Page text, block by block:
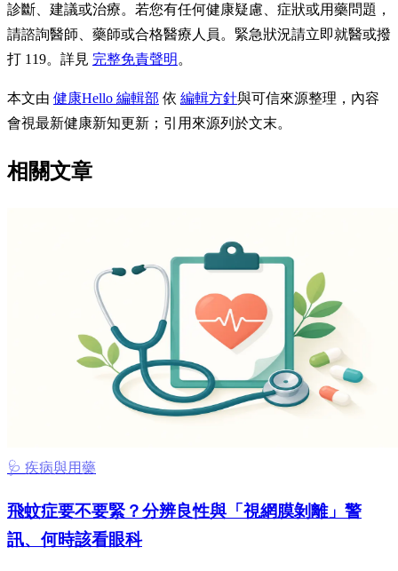
診斷、建議或治療。若您有任何健康疑慮、症狀或用藥問題，
請諮詢醫師、藥師或合格醫療人員。緊急狀況請立即就醫或撥
打 119。詳見 完整免責聲明 。
本文由 健康Hello 編輯部 依 編輯方針與可信來源整理，內容
會視最新健康新知更新；引用來源列於文末。
相關文章
🩺 疾病與用藥
飛蚊症要不要緊？分辨良性與「視網膜剝離」警
訊、何時該看眼科